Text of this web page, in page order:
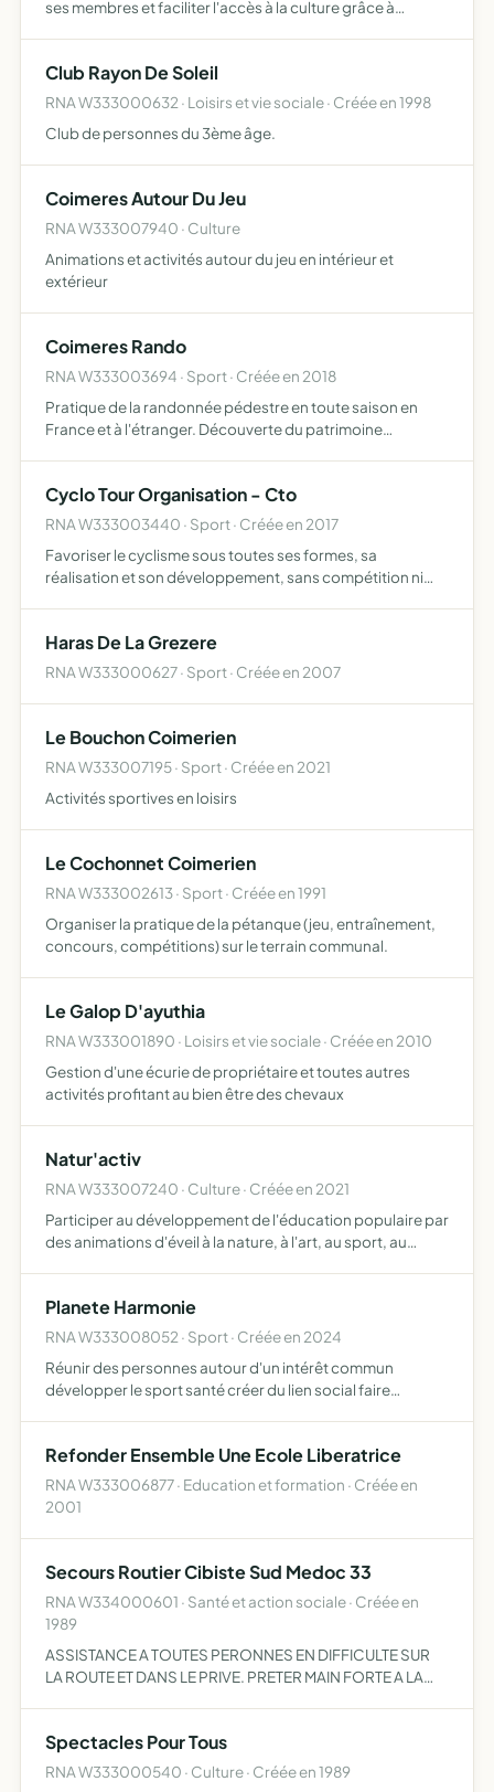
ses membres et faciliter l'accès à la culture grâce à
Club Rayon De Soleil
RNA W333000632 · Loisirs et vie sociale · Créée en 1998
Club de personnes du 3ème âge.
Coimeres Autour Du Jeu
RNA W333007940 · Culture
Animations et activités autour du jeu en intérieur et
extérieur
Coimeres Rando
RNA W333003694 · Sport · Créée en 2018
Pratique de la randonnée pédestre en toute saison en
France et à l'étranger. Découverte du patrimoine
Cyclo Tour Organisation - Cto
RNA W333003440 · Sport · Créée en 2017
Favoriser le cyclisme sous toutes ses formes, sa
réalisation et son développement, sans compétition ni
Haras De La Grezere
RNA W333000627 · Sport · Créée en 2007
Le Bouchon Coimerien
RNA W333007195 · Sport · Créée en 2021
Activités sportives en loisirs
Le Cochonnet Coimerien
RNA W333002613 · Sport · Créée en 1991
Organiser la pratique de la pétanque (jeu, entraînement,
concours, compétitions) sur le terrain communal.
Le Galop D'ayuthia
RNA W333001890 · Loisirs et vie sociale · Créée en 2010
Gestion d'une écurie de propriétaire et toutes autres
activités profitant au bien être des chevaux
Natur'activ
RNA W333007240 · Culture · Créée en 2021
Participer au développement de l'éducation populaire par
des animations d'éveil à la nature, à l'art, au sport, au
Planete Harmonie
RNA W333008052 · Sport · Créée en 2024
Réunir des personnes autour d'un intérêt commun
développer le sport santé créer du lien social faire
de pr…
Refonder Ensemble Une Ecole Liberatrice
RNA W333006877 · Education et formation · Créée en
2001
Secours Routier Cibiste Sud Medoc 33
RNA W334000601 · Santé et action sociale · Créée en
1989
ASSISTANCE A TOUTES PERONNES EN DIFFICULTE SUR
LA ROUTE ET DANS LE PRIVE. PRETER MAIN FORTE A LA
Spectacles Pour Tous
RNA W333000540 · Culture · Créée en 1989